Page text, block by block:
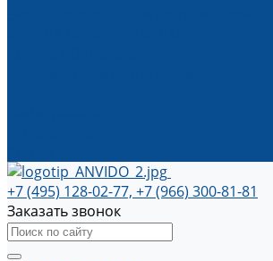
+7 (495) 128-02-77, +7 (966) 300-81-81
Заказать звонок